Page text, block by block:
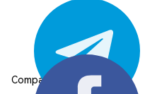
Compartilhar: